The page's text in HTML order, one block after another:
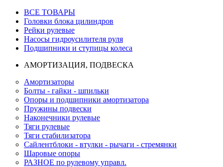
ВСЕ ТОВАРЫ
Головки блока цилиндров
Рейки рулевые
Насосы гидроусилителя руля
Подшипники и ступицы колеса
АМОРТИЗАЦИЯ, ПОДВЕСКА
Амортизаторы
Болты - гайки - шпильки
Опоры и подшипники амортизатора
Пружины подвески
Наконечники рулевые
Тяги рулевые
Тяги стабилизатора
Сайлентблоки - втулки - рычаги - стремянки
Шаровые опоры
РАЗНОЕ по рулевому управл.